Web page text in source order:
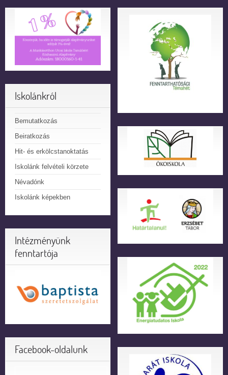
Iskolánkról
Bemutatkozás
Beiratkozás
Hit- és erkölcstanoktatás
Iskolánk felvételi körzete
Névadónk
Iskolánk képekben
Intézményünk
fenntartója
Facebook-oldalunk